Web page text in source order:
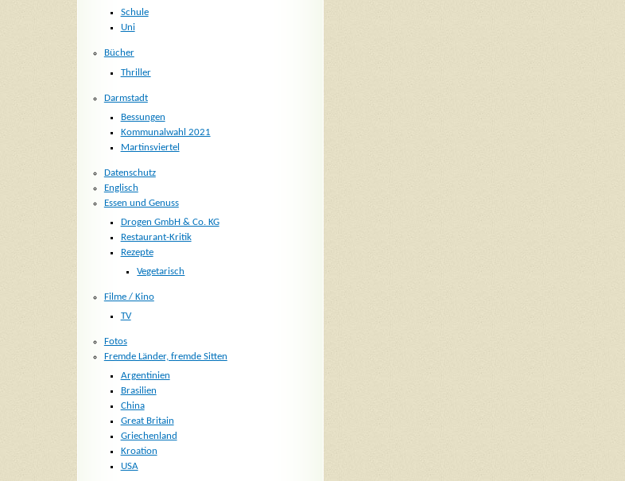
Schule
Uni
Bücher
Thriller
Darmstadt
Bessungen
Kommunalwahl 2021
Martinsviertel
Datenschutz
Englisch
Essen und Genuss
Drogen GmbH & Co. KG
Restaurant-Kritik
Rezepte
Vegetarisch
Filme / Kino
TV
Fotos
Fremde Länder, fremde Sitten
Argentinien
Brasilien
China
Great Britain
Griechenland
Kroation
USA